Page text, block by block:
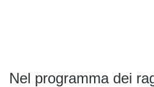
Nel programma dei